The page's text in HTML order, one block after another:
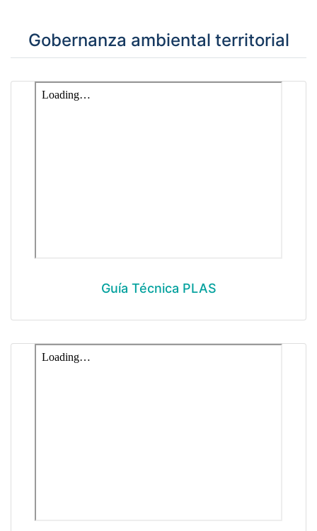
Gobernanza ambiental territorial
Guía Técnica PLAS